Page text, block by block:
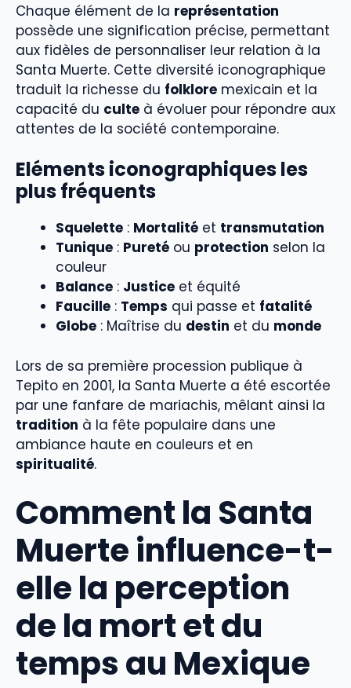
Chaque élément de la représentation
possède une signification précise, permettant
aux fidèles de personnaliser leur relation à la
Santa Muerte. Cette diversité iconographique
traduit la richesse du folklore mexicain et la
capacité du culte à évoluer pour répondre aux
attentes de la société contemporaine.
Eléments iconographiques les
plus fréquents
Squelette : Mortalité et transmutation
Tunique : Pureté ou protection selon la
couleur
Balance : Justice et équité
Faucille : Temps qui passe et fatalité
Globe : Maîtrise du destin et du monde
Lors de sa première procession publique à
Tepito en 2001, la Santa Muerte a été escortée
par une fanfare de mariachis, mêlant ainsi la
tradition à la fête populaire dans une
ambiance haute en couleurs et en
spiritualité.
Comment la Santa
Muerte influence-t-
elle la perception
de la mort et du
temps au Mexique